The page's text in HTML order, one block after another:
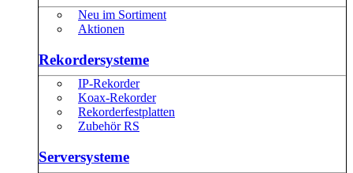
Neu im Sortiment
Aktionen
Rekordersysteme
IP-Rekorder
Koax-Rekorder
Rekorderfestplatten
Zubehör RS
Serversysteme